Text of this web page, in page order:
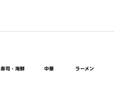
寿司・海鮮 中華 ラーメン